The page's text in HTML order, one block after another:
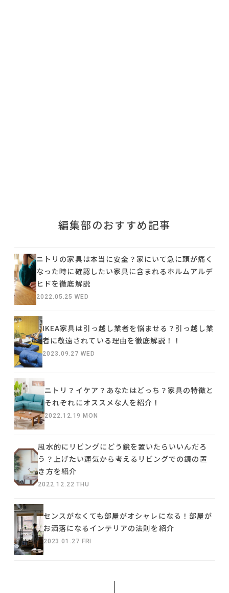
編集部のおすすめ記事
ニトリの家具は本当に安全？家にいて急に頭が痛く
なった時に確認したい家具に含まれるホルムアルデ
ヒドを徹底解説
2022.05.25 WED
IKEA家具は引っ越し業者を悩ませる？引っ越し業
者に敬遠されている理由を徹底解説！！
2023.09.27 WED
ニトリ？イケア？あなたはどっち？家具の特徴と
それぞれにオススメな人を紹介！
2022.12.19 MON
風水的にリビングにどう鏡を置いたらいいんだろ
う？上げたい運気から考えるリビングでの鏡の置
き方を紹介
2022.12.22 THU
センスがなくても部屋がオシャレになる！部屋が
お洒落になるインテリアの法則を紹介
2023.01.27 FRI